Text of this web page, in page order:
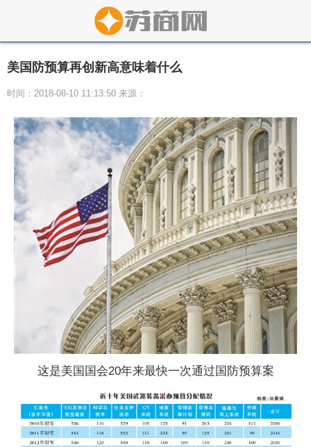
美国防预算再创新高意味着什么
时间：2018-08-10 11:13:50 来源：
这是美国国会20年来最快一次通过国防预算案